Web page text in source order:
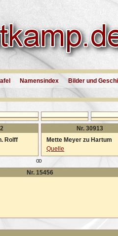
Namensindex Bilder und
Rolff
Nr. 30913
Mette Meyer zu Hartum
Quelle
oo
Nr. 15456